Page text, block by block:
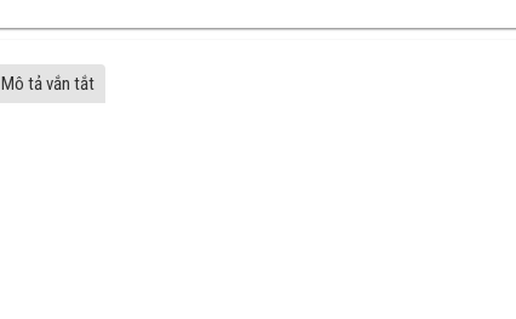
Mô tả vắn tắt